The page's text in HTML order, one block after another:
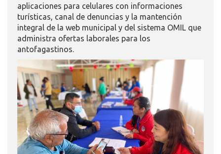
aplicaciones para celulares con informaciones
turísticas, canal de denuncias y la mantención
integral de la web municipal y del sistema OMIL que
administra ofertas laborales para los
antofagastinos.